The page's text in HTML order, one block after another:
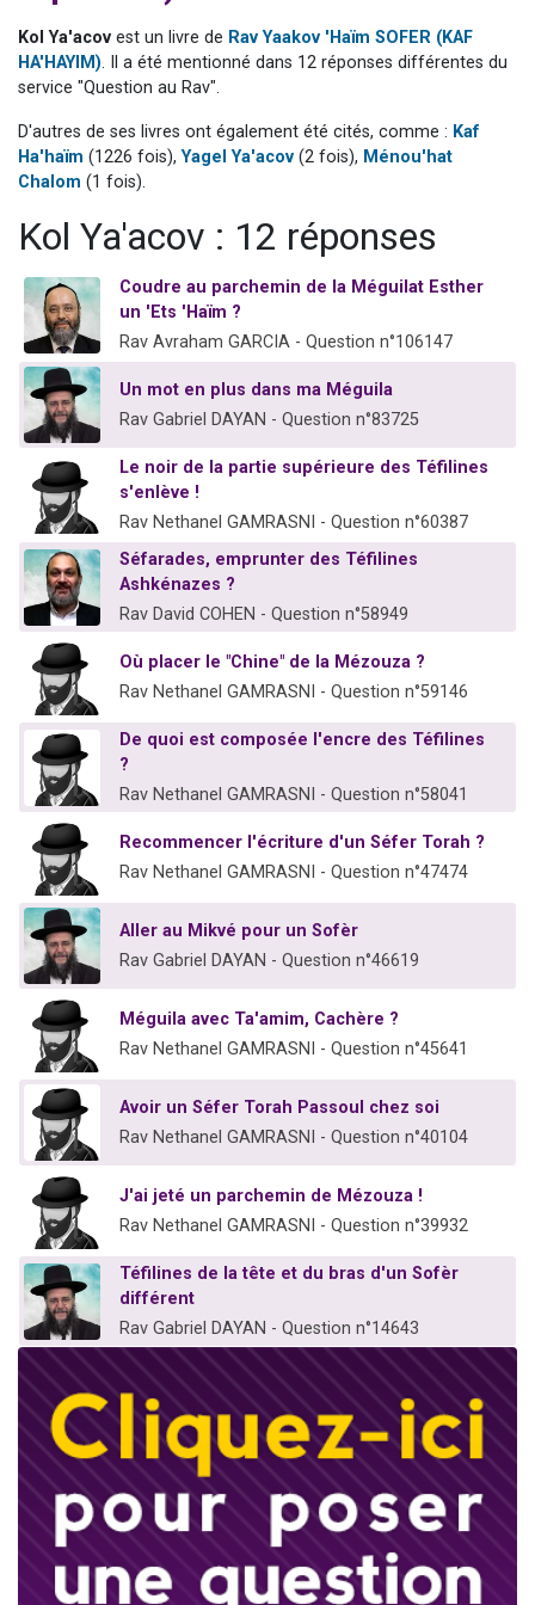
30 personnes viennent de faire un don pour Sauvez la jambe de Yohan
Il reste 49 places pour étudier en groupe sur Zoom
12 nouvelles musiques dans Torah-Box Music
Kol Ya'acov est un livre de Rav Yaakov 'Haïm SOFER (KAF
HA'HAYIM). Il a été mentionné dans 12 réponses différentes du
service "Question au Rav".
D'autres de ses livres ont également été cités, comme : Kaf
Ha'haïm (1226 fois), Yagel Ya'acov (2 fois), Ménou'hat
Chalom (1 fois).
Kol Ya'acov : 12 réponses
Coudre au parchemin de la Méguilat Esther
un 'Ets 'Haïm ?
Rav Avraham GARCIA - Question n°106147
Un mot en plus dans ma Méguila
Rav Gabriel DAYAN - Question n°83725
Le noir de la partie supérieure des Téfilines
s'enlève !
Rav Nethanel GAMRASNI - Question n°60387
Séfarades, emprunter des Téfilines
Ashkénazes ?
Rav David COHEN - Question n°58949
Où placer le "Chine" de la Mézouza ?
Rav Nethanel GAMRASNI - Question n°59146
De quoi est composée l'encre des Téfilines
?
Rav Nethanel GAMRASNI - Question n°58041
Recommencer l'écriture d'un Séfer Torah ?
Rav Nethanel GAMRASNI - Question n°47474
Aller au Mikvé pour un Sofèr
Rav Gabriel DAYAN - Question n°46619
Méguila avec Ta'amim, Cachère ?
Rav Nethanel GAMRASNI - Question n°45641
Avoir un Séfer Torah Passoul chez soi
Rav Nethanel GAMRASNI - Question n°40104
J'ai jeté un parchemin de Mézouza !
Rav Nethanel GAMRASNI - Question n°39932
Téfilines de la tête et du bras d'un Sofèr
différent
Rav Gabriel DAYAN - Question n°14643